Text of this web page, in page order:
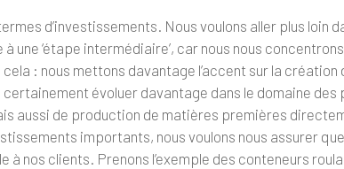
d’investissements. Nous voulons aller plus loin
une ‘étape intermédiaire’, car nous nous
: nous mettons davantage l’accent sur la création
évoluer davantage dans le domaine des
aussi de production de matières premières
importants, nous voulons nous assurer
nos clients. Prenons l’exemple des conteneurs